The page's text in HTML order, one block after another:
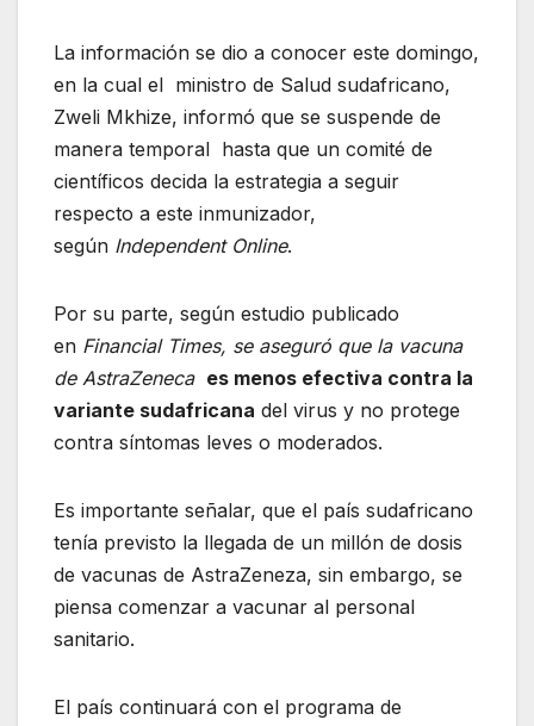
La información se dio a conocer este domingo,
en la cual el ministro de Salud sudafricano,
Zweli Mkhize, informó que se suspende de
manera temporal hasta que un comité de
científicos decida la estrategia a seguir
respecto a este inmunizador,
según Independent Online.
Por su parte, según estudio publicado
en Financial Times, se aseguró que la vacuna
de AstraZeneca es menos efectiva contra la
variante sudafricana del virus y no protege
contra síntomas leves o moderados.
Es importante señalar, que el país sudafricano
tenía previsto la llegada de un millón de dosis
de vacunas de AstraZeneza, sin embargo, se
piensa comenzar a vacunar al personal
sanitario.
El país continuará con el programa de